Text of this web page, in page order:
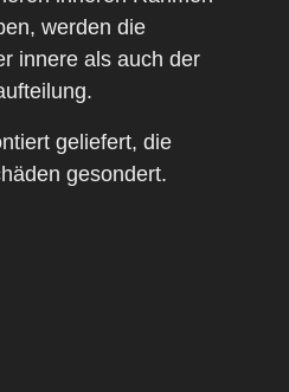
werden die
innere als auch der
geliefert, die
gesondert.